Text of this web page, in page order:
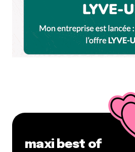
herbes / Les couteaux gratinés
d’escargot / Moules de chez
plancha, algues, citron au jus,
crevettes, mangue, coriandre,
moutarde, citron vert /
courgettes, crumble, crème au
d’Auvergne avec salade /
vanille, nectarine, tuiles de riz.
Des produits parfois simples
cuisinés qui gardent leurs
maxi best of